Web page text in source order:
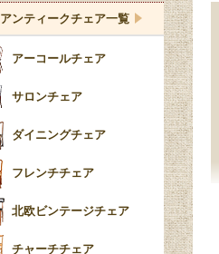
パーテーション・間
仕切り
ガーデンファニチャ
アールデコ
バルボスレッグ
ボビンターニング
ツイスト
アンティークチェア一覧
アーコールチェア
サロンチェア
ダイニングチェア
フレンチチェア
北欧ビンテージチェア
チャーチチェア